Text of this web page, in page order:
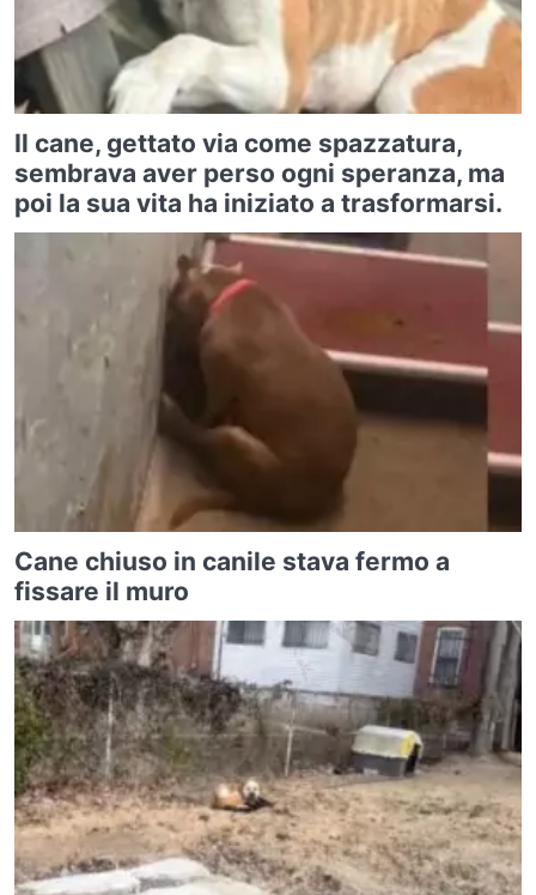
Il cane, gettato via come spazzatura,
sembrava aver perso ogni speranza, ma
poi la sua vita ha iniziato a trasformarsi.
Cane chiuso in canile stava fermo a
fissare il muro